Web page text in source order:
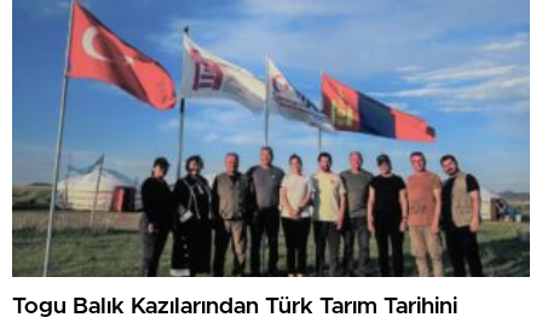
Togu Balık Kazılarından Türk Tarım Tarihini